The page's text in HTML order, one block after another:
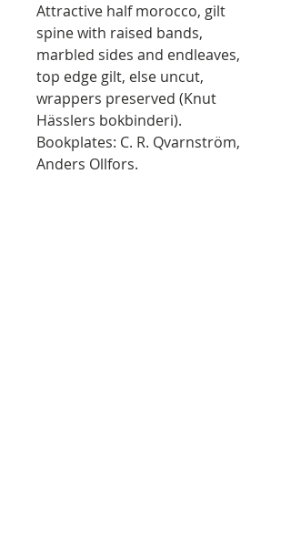
Attractive half morocco, gilt
spine with raised bands,
marbled sides and endleaves,
top edge gilt, else uncut,
wrappers preserved (Knut
Hässlers bokbinderi).
Bookplates: C. R. Qvarnström,
Anders Ollfors.